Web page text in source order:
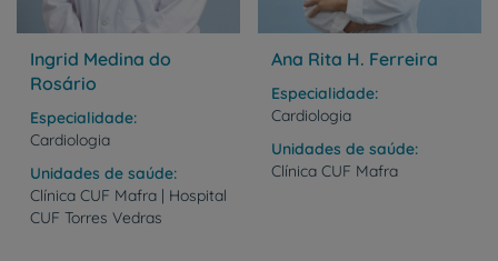
Ingrid Medina do
Rosário
Especialidade
Cardiologia
Unidades de saúde
Clínica CUF Mafra | Hospital
CUF Torres Vedras
Ana Rita H. Ferreira
Especialidade
Cardiologia
Unidades de saúde
Clínica CUF Mafra